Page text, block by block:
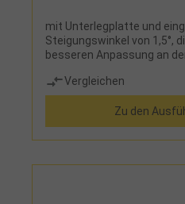
mit Unterlegplatte und
Steigungswinkel von 1,5°,
besseren Anpassung an
ausgewechselt
Anfrage!
Vergleichen
Zu den